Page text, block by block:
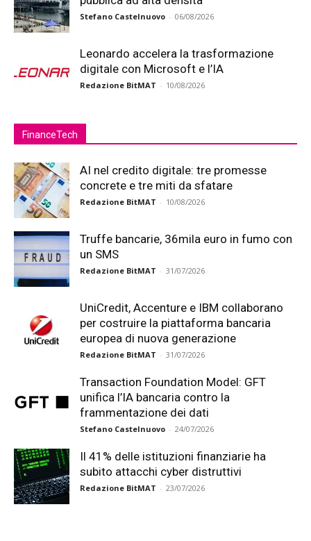
Stefano Castelnuovo - 06/08/2026
Leonardo accelera la trasformazione
digitale con Microsoft e l’IA
Redazione BitMAT - 10/08/2026
FinanceTech
AI nel credito digitale: tre promesse
concrete e tre miti da sfatare
Redazione BitMAT - 10/08/2026
Truffe bancarie, 36mila euro in fumo con
un SMS
Redazione BitMAT - 31/07/2026
UniCredit, Accenture e IBM collaborano
per costruire la piattaforma bancaria
europea di nuova generazione
Redazione BitMAT - 31/07/2026
Transaction Foundation Model: GFT
unifica l’IA bancaria contro la
frammentazione dei dati
Stefano Castelnuovo - 24/07/2026
Il 41% delle istituzioni finanziarie ha
subito attacchi cyber distruttivi
Redazione BitMAT - 23/07/2026